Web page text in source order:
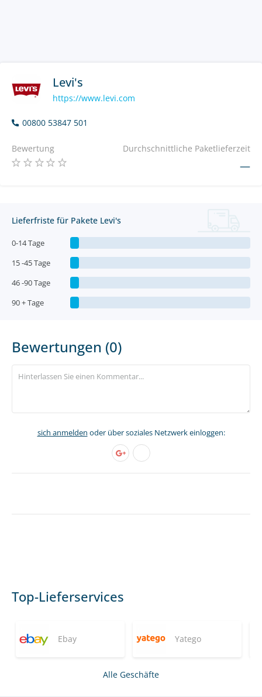
Levi's
https://www.levi.com
00800 53847 501
Bewertung Durchschnittliche Paketlieferzeit
—
Lieferfriste für Pakete Levi's
0-14 Tage
15 -45 Tage
46 -90 Tage
90 + Tage
Bewertungen (0)
sich anmelden oder über soziales Netzwerk einloggen:
Top-Lieferservices
Ebay Yatego
Alle Geschäfte